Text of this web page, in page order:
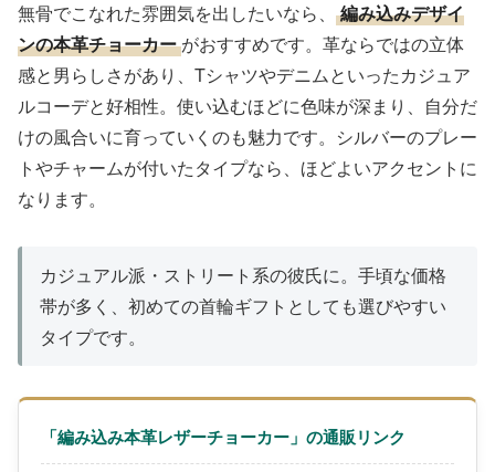
無骨でこなれた雰囲気を出したいなら、
編み込みデザイ
ンの本革チョーカー がおすすめです。革ならではの立体
感と男らしさがあり、Tシャツやデニムといったカジュア
ルコーデと好相性。使い込むほどに色味が深まり、自分だ
けの風合いに育っていくのも魅力です。シルバーのプレー
トやチャームが付いたタイプなら、ほどよいアクセントに
なります。
カジュアル派・ストリート系の彼氏に。手頃な価格
帯が多く、初めての首輪ギフトとしても選びやすい
タイプです。
「編み込み本革レザーチョーカー」の通販リンク